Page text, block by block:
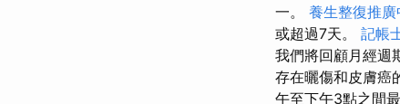
一。 養生整復推廣
或超過7天。 記帳
我們將回顧月經週
存在曬傷和皮膚癌
午至下午3點之間